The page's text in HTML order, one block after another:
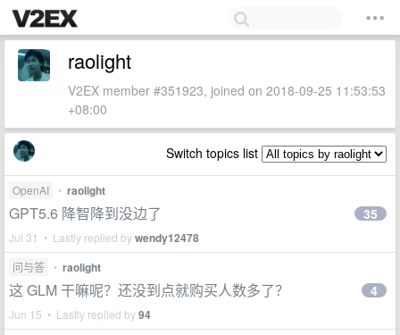
raolight
V2EX member #351923, joined on 2018-09-25 11:53:53
+08:00
Switch topics list
OpenAI • raolight
GPT5.6 降智降到没边了
Jul 31 • Lastly replied bywendy12478
35
问与答 • raolight
这 GLM 干嘛呢？还没到点就购买人数多了？
Jun 15 • Lastly replied by94
4